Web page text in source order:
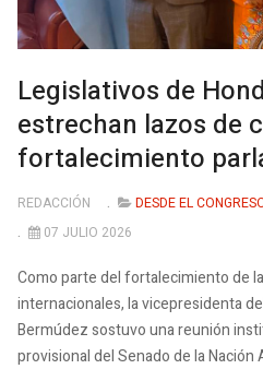
Legislativos de
estrechan lazos de
fortalecimiento
REDACCIÓN
DESDE EL
07 JULIO 2026
Como parte del fortalecimiento de
internacionales, la vicepresidenta
Bermúdez sostuvo una reunión
provisional del Senado de la